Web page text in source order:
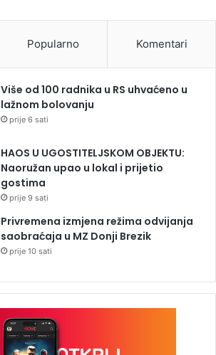
Popularno Komentari
Više od 100 radnika u RS uhvaćeno u
lažnom bolovanju
prije 6 sati
HAOS U UGOSTITELJSKOM OBJEKTU:
Naoružan upao u lokal i prijetio
gostima
prije 9 sati
Privremena izmjena režima odvijanja
saobraćaja u MZ Donji Brezik
prije 10 sati